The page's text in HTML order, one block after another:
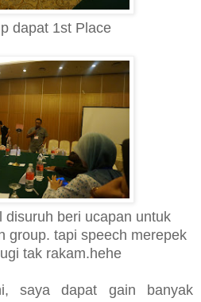
dapat 1st Place
disuruh beri ucapan untuk
group. tapi speech merepek
tak rakam.hehe
saya dapat gain banyak